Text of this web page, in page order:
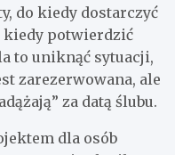
do kiedy dostarczyć
kiedy potwierdzić
to uniknąć sytuacji,
zarezerwowana, ale
za datą ślubu.
dla osób